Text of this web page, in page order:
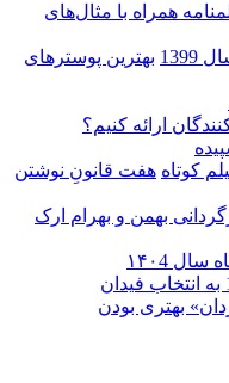
همراه با مثال‌های
بهترین پوسترهای
ارائه کنیم؟
هفت قانونِ نوشتن
۱۴۰4